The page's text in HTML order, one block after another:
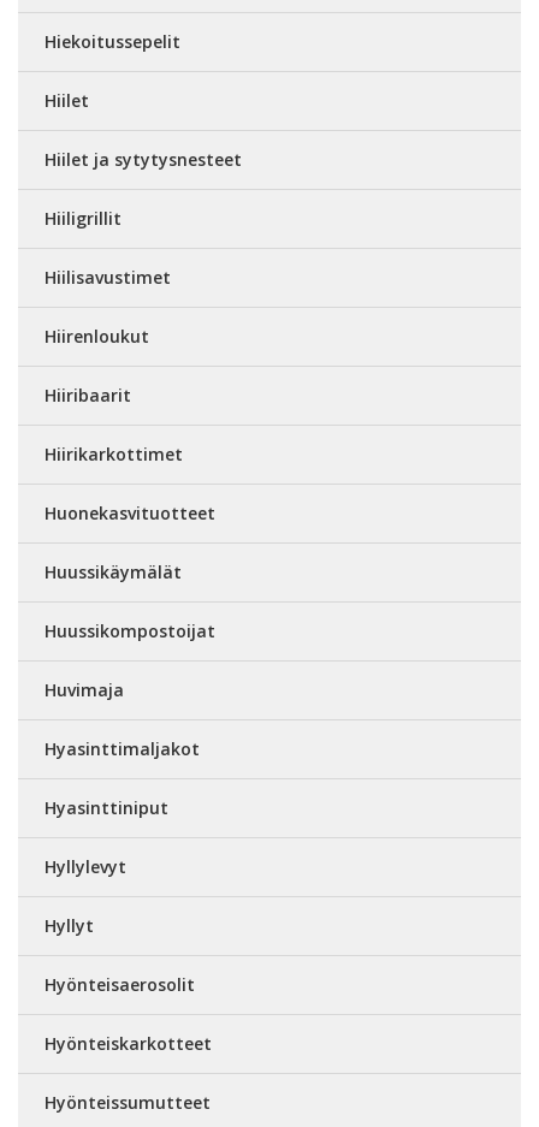
Hiekoitussepelit
Hiilet
Hiilet ja sytytysnesteet
Hiiligrillit
Hiilisavustimet
Hiirenloukut
Hiiribaarit
Hiirikarkottimet
Huonekasvituotteet
Huussikäymälät
Huussikompostoijat
Huvimaja
Hyasinttimaljakot
Hyasinttiniput
Hyllylevyt
Hyllyt
Hyönteisaerosolit
Hyönteiskarkotteet
Hyönteissumutteet